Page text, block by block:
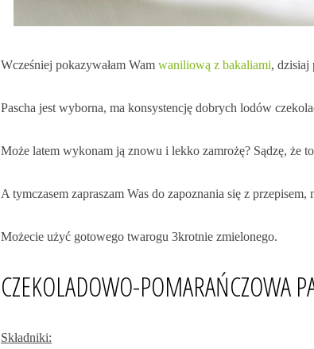
Wcześniej pokazywałam Wam waniliową z bakaliami, dzisiaj
Pascha jest wyborna, ma konsystencję dobrych lodów
Może latem wykonam ją znowu i lekko zamrożę? Sądzę, że
A tymczasem zapraszam Was do zapoznania się z
Możecie użyć gotowego twarogu 3krotnie zmielonego.
CZEKOLADOWO-POMARAŃCZOWA
Składniki: